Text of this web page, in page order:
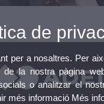
de
per a nosaltres. Per
la nostra pàgina
o analitzar el
més informació Més